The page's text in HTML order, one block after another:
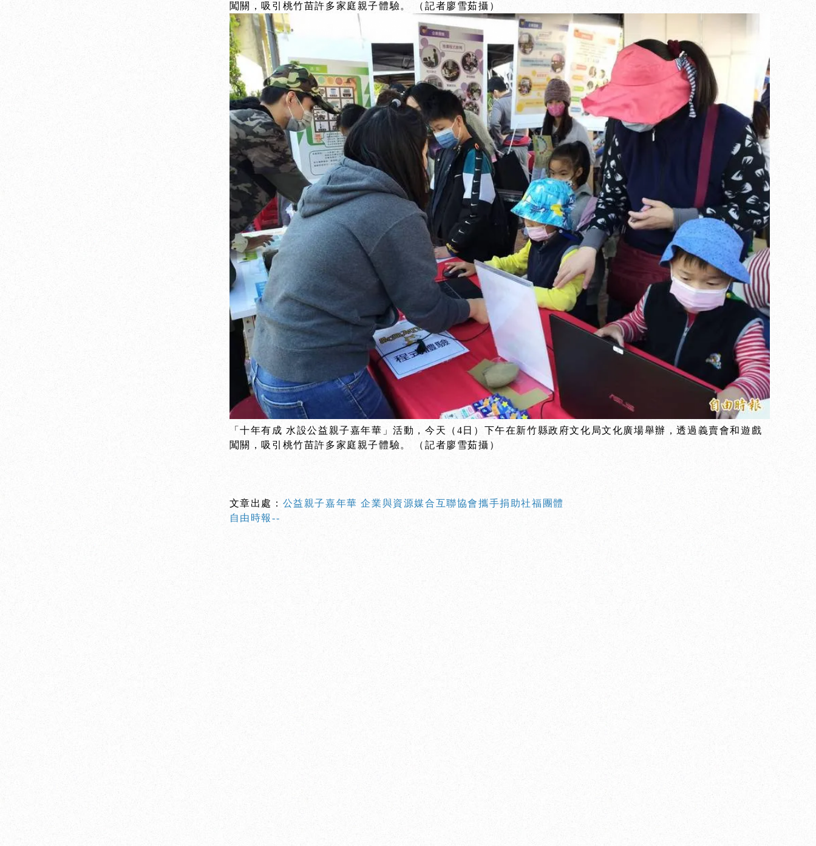
闖關，吸引桃竹苗許多家庭親子體驗。 （記者廖雪茹攝）
「十年有成 水設公益親子嘉年華」活動，今天（4日）下午在新竹縣政府文化局文化廣場舉辦，透過義賣會和遊戲
闖關，吸引桃竹苗許多家庭親子體驗。 （記者廖雪茹攝）
文章出處： 公益親子嘉年華 企業與資源媒合互聯協會攜手捐助社福團體
自由時報--